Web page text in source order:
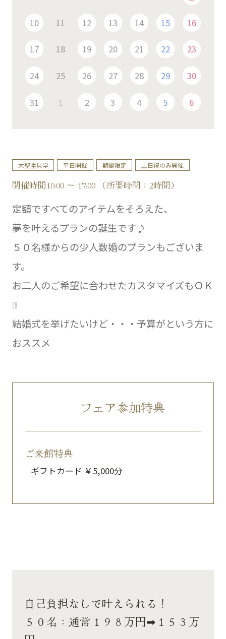
10 11 12 13 14 15 16
17 18 19 20 21 22 23
24 25 26 27 28 29 30
31 1 2 3 4 5 6
大聖堂見学 平日開催 期間限定 土日祝のみ開催
開催時間10:00 ～ 17:00 （所要時間：2時間）
定額ですべてのアイテムをそろえた、
夢を叶えるプランの誕生です♪
５０名様からの少人数婚のプランもございま
す。
お二人のご希望に合わせたカスタマイズもＯＫ
❕❕
結婚式を挙げたいけど・・・予算がという方に
おススメ
フェア参加特典
ご来館特典
ギフトカード ￥5,000分
自己負担なしで叶えられる！
５０名：通常１９８万円➡１５３万